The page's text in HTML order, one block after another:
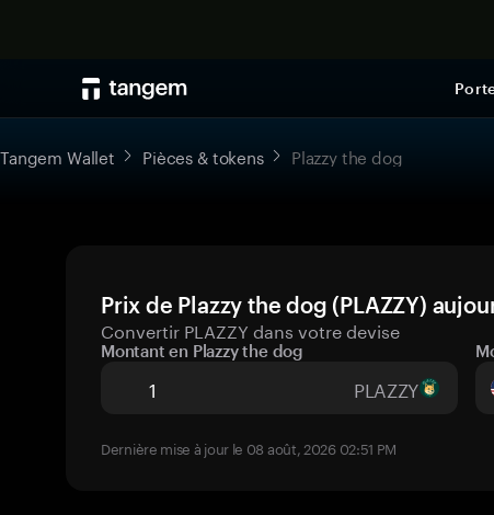
Tangem Wallet Pièces & tokens Plazzy the dog
Prix de Plazzy the dog (PLAZZY)
Convertir PLAZZY dans votre devise
Montant en Plazzy the dog
PLAZZY
Dernière mise à jour le 08 août, 2026 02:51 PM